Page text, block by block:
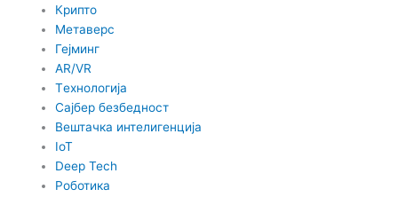
c
Крипто
Метаверс
Гејминг
AR/VR
Tехнологија
Сајбер безбедност
Вештачка интелигенција
IoT
Deep Tech
Роботика